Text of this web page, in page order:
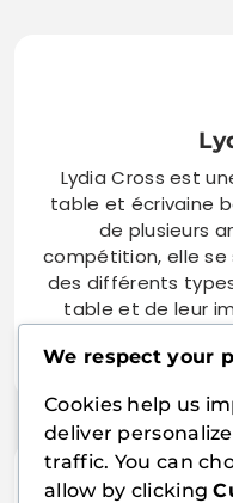
Lydia Cross est
table et écrivaine
de plusieurs
compétition, elle se
des différents
table et de leur
joueurs et
05/02/
We respect your
Cookies help us
deliver
traffic. You can
allow by clicking